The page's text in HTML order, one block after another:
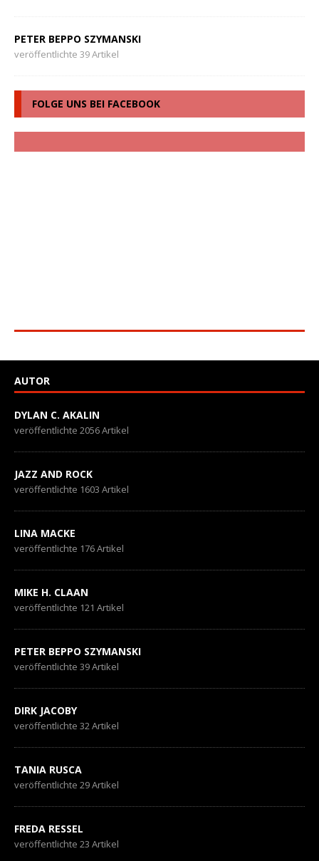
PETER BEPPO SZYMANSKI
veröffentlichte 39 Artikel
FOLGE UNS BEI FACEBOOK
AUTOR
DYLAN C. AKALIN
veröffentlichte 2056 Artikel
JAZZ AND ROCK
veröffentlichte 1603 Artikel
LINA MACKE
veröffentlichte 176 Artikel
MIKE H. CLAAN
veröffentlichte 121 Artikel
PETER BEPPO SZYMANSKI
veröffentlichte 39 Artikel
DIRK JACOBY
veröffentlichte 32 Artikel
TANIA RUSCA
veröffentlichte 29 Artikel
FREDA RESSEL
veröffentlichte 23 Artikel